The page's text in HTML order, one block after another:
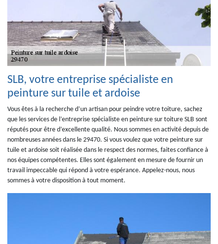
SLB, votre entreprise spécialiste en
peinture sur tuile et ardoise
Vous êtes à la recherche d’un artisan pour peindre votre toiture, sachez
que les services de l’entreprise spécialiste en peinture sur toiture SLB sont
réputés pour être d’excellente qualité. Nous sommes en activité depuis de
nombreuses années dans le 29470. Si vous voulez que votre peinture sur
tuile et ardoise soit réalisée dans le respect des normes, faites confiance à
nos équipes compétentes. Elles sont également en mesure de fournir un
travail impeccable qui répond à votre espérance. Appelez-nous, nous
sommes à votre disposition à tout moment.